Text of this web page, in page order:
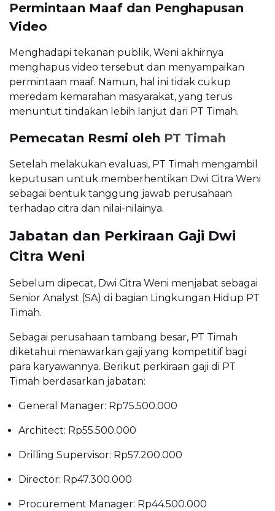
Permintaan Maaf dan Penghapusan
Video
Menghadapi tekanan publik, Weni akhirnya
menghapus video tersebut dan menyampaikan
permintaan maaf. Namun, hal ini tidak cukup
meredam kemarahan masyarakat, yang terus
menuntut tindakan lebih lanjut dari PT Timah.
Pemecatan Resmi oleh PT Timah
Setelah melakukan evaluasi, PT Timah mengambil
keputusan untuk memberhentikan Dwi Citra Weni
sebagai bentuk tanggung jawab perusahaan
terhadap citra dan nilai-nilainya.
Jabatan dan Perkiraan Gaji Dwi
Citra Weni
Sebelum dipecat, Dwi Citra Weni menjabat sebagai
Senior Analyst (SA) di bagian Lingkungan Hidup PT
Timah.
Sebagai perusahaan tambang besar, PT Timah
diketahui menawarkan gaji yang kompetitif bagi
para karyawannya. Berikut perkiraan gaji di PT
Timah berdasarkan jabatan:
General Manager: Rp75.500.000
Architect: Rp55.500.000
Drilling Supervisor: Rp57.200.000
Director: Rp47.300.000
Procurement Manager: Rp44.500.000